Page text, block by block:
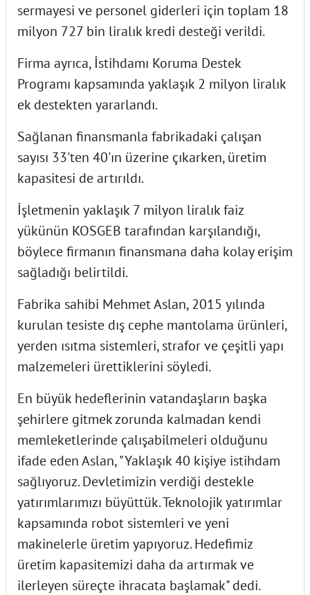
sermayesi ve personel giderleri için toplam 18
milyon 727 bin liralık kredi desteği verildi.
Firma ayrıca, İstihdamı Koruma Destek
Programı kapsamında yaklaşık 2 milyon liralık
ek destekten yararlandı.
Sağlanan finansmanla fabrikadaki çalışan
sayısı 33'ten 40'ın üzerine çıkarken, üretim
kapasitesi de artırıldı.
İşletmenin yaklaşık 7 milyon liralık faiz
yükünün KOSGEB tarafından karşılandığı,
böylece firmanın finansmana daha kolay erişim
sağladığı belirtildi.
Fabrika sahibi Mehmet Aslan, 2015 yılında
kurulan tesiste dış cephe mantolama ürünleri,
yerden ısıtma sistemleri, strafor ve çeşitli yapı
malzemeleri ürettiklerini söyledi.
En büyük hedeflerinin vatandaşların başka
şehirlere gitmek zorunda kalmadan kendi
memleketlerinde çalışabilmeleri olduğunu
ifade eden Aslan, "Yaklaşık 40 kişiye istihdam
sağlıyoruz. Devletimizin verdiği destekle
yatırımlarımızı büyüttük. Teknolojik yatırımlar
kapsamında robot sistemleri ve yeni
makinelerle üretim yapıyoruz. Hedefimiz
üretim kapasitemizi daha da artırmak ve
ilerleyen süreçte ihracata başlamak" dedi.